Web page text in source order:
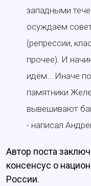
западными
осуждаем
(репрессии,
прочее). И
идём… Иначе
памятники
вывешивают
- написал
Автор поста
консенсус о
России.